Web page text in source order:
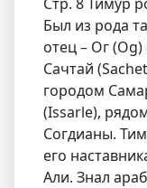
Был из рода
отец – Ог
Сачтай
городом
(Issarle),
Согдианы.
его
Али. Знал